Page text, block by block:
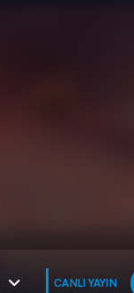
CANLI YAYIN
muhteşem ikili